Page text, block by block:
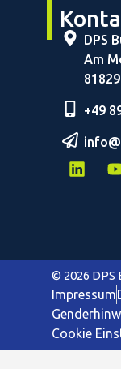
DPS
Am
+49
© 2026 DPS
Impressum
Cookie